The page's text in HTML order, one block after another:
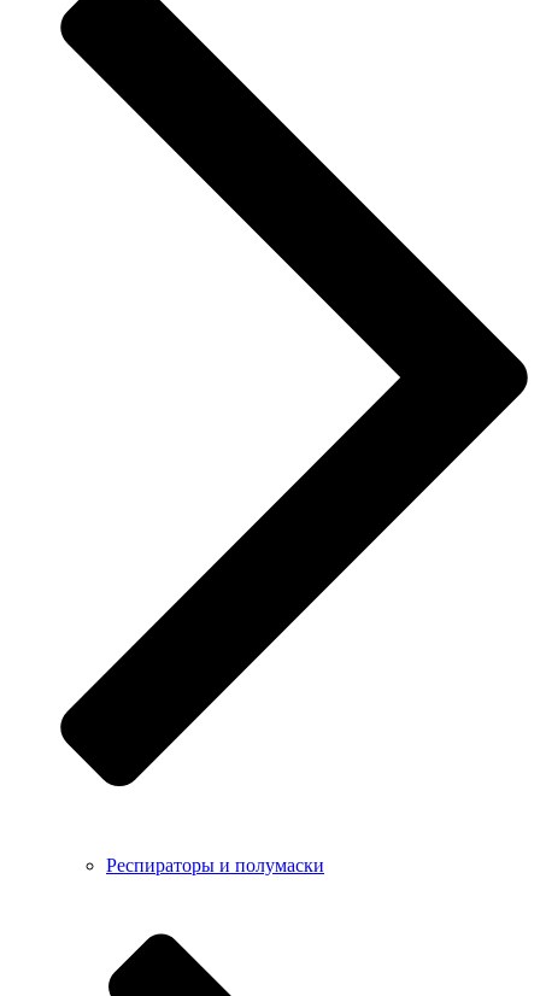
Респираторы и полумаски